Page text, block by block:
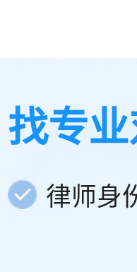
找专
律师身